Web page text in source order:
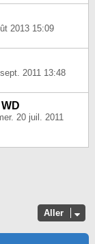
2013 15:09
2011 13:48
20 juil. 2011
Aller